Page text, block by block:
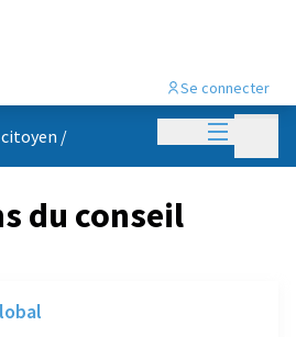
Menu
Se connecter
/
du conseil